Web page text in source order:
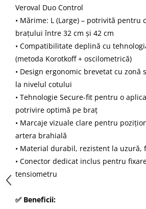
Veroval Duo Control
• Mărime: L (Large) – potrivită pentru
brațului între 32 cm și 42 cm
• Compatibilitate deplină cu
(metoda Korotkoff + oscilometrică)
• Design ergonomic brevetat cu zonă
la nivelul cotului
• Tehnologie Secure-fit pentru o
potrivire optimă pe braț
• Marcaje vizuale clare pentru
artera brahială
• Material durabil, rezistent la uzură,
• Conector dedicat inclus pentru
tensiometru
✅ Beneficii: